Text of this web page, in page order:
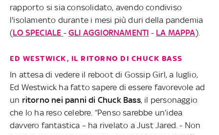
rapporto si sia consolidato, avendo condiviso
l'isolamento durante i mesi più duri della pandemia
(LO SPECIALE -GLI AGGIORNAMENTI - LA MAPPA).
ED WESTWICK, IL RITORNO DI CHUCK BASS
In attesa di vedere il reboot di Gossip Girl, a luglio,
Ed Westwick ha fatto sapere di essere favorevole ad
un ritorno nei panni di Chuck Bass, il personaggio
che lo ha reso celebre. “Penso sarebbe un’idea
davvero fantastica – ha rivelato a Just Jared. - Non